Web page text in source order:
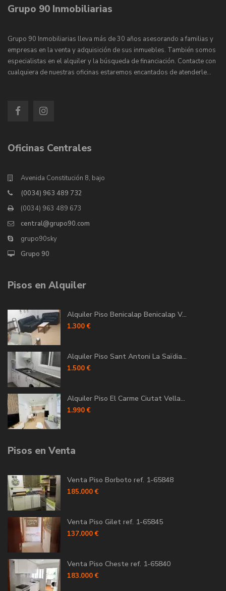
Grupo 90 Inmobiliarias
Grupo 90 Inmobiliarias lleva más de 30 años asesorando a familias y
empresas en la venta y adquisición de sus inmuebles. También somos
especialistas en el alquiler y la búsqueda de financiación. Contacte con
cualquiera de nuestras oficinas estaremos encantados de atenderle…
Oficinas Centrales
Avenida Constitución 8, bajo
(0034) 963 489 732
(0034) 963 489 673
central@grupo90.com
grupo90sky
Grupo 90
Pisos en Alquiler
Alquiler Piso Benicalap Benicalap V...
1.300 €
Alquiler Piso Sant Antoni La Saïdia...
1.500 €
Alquiler Piso El Carme Ciutat Vella...
1.990 €
Pisos en Venta
Venta Piso Borboto ref. 1-65848
185.000 €
Venta Piso Gilet ref. 1-65845
137.000 €
Venta Piso Cheste ref. 1-65840
183.000 €